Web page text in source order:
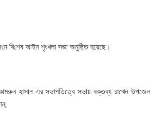
বি‌শেষ আইন শৃংখলা সভা অনুষ্ঠিত হয়েছে।
হাসান এর সভাপতিত্বে সভায় বক্তব্য রাখেন